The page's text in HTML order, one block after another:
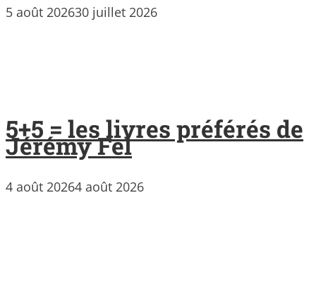
5 août 202630 juillet 2026
5+5 = les livres préférés de
Jérémy Fel
4 août 20264 août 2026